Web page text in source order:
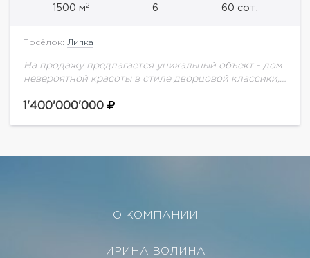
1500 м2 6 60 сот.
Посёлок: Липка
На продажу предлагается уникальный объект - дом
невероятной красоты в стиле дворцовой классики,
общей площади 60 соток, с собственным
1'400'000'000
О КОМПАНИИ
ИРИНА ВОЛИНА